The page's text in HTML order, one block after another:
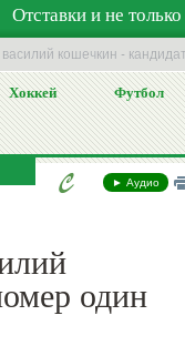
Отставки и не только
кошечкин -
Хоккей Футбол
► Аудио
один